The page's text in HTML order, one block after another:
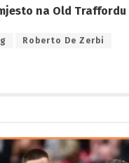
na Old Traffordu
Roberto De Zerbi